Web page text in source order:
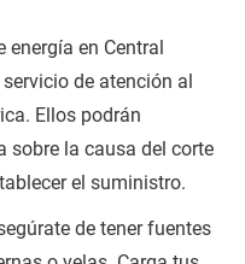
energía en Central
de atención al
Ellos podrán
la causa del corte
el suministro.
de tener fuentes